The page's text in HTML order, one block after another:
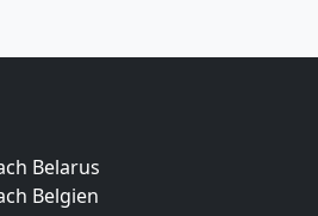
Belarus
Belgien